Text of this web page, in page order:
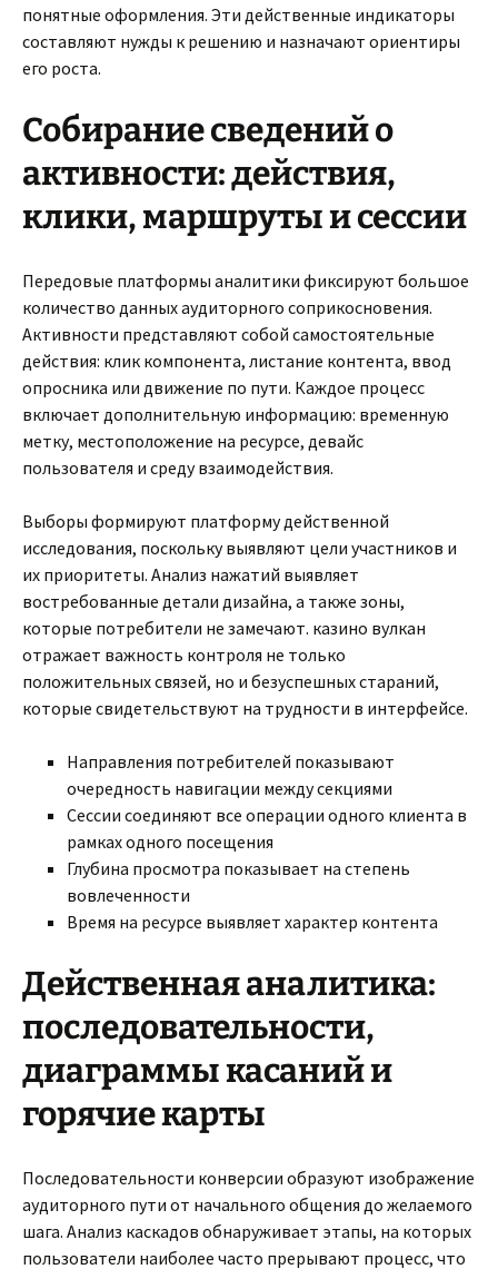
понятные оформления. Эти действенные индикаторы
составляют нужды к решению и назначают ориентиры
его роста.
Собирание сведений о
активности: действия,
клики, маршруты и сессии
Передовые платформы аналитики фиксируют большое
количество данных аудиторного соприкосновения.
Активности представляют собой самостоятельные
действия: клик компонента, листание контента, ввод
опросника или движение по пути. Каждое процесс
включает дополнительную информацию: временную
метку, местоположение на ресурсе, девайс
пользователя и среду взаимодействия.
Выборы формируют платформу действенной
исследования, поскольку выявляют цели участников и
их приоритеты. Анализ нажатий выявляет
востребованные детали дизайна, а также зоны,
которые потребители не замечают. казино вулкан
отражает важность контроля не только
положительных связей, но и безуспешных стараний,
которые свидетельствуют на трудности в интерфейсе.
Направления потребителей показывают
очередность навигации между секциями
Сессии соединяют все операции одного клиента в
рамках одного посещения
Глубина просмотра показывает на степень
вовлеченности
Время на ресурсе выявляет характер контента
Действенная аналитика:
последовательности,
диаграммы касаний и
горячие карты
Последовательности конверсии образуют изображение
аудиторного пути от начального общения до желаемого
шага. Анализ каскадов обнаруживает этапы, на которых
пользователи наиболее часто прерывают процесс, что